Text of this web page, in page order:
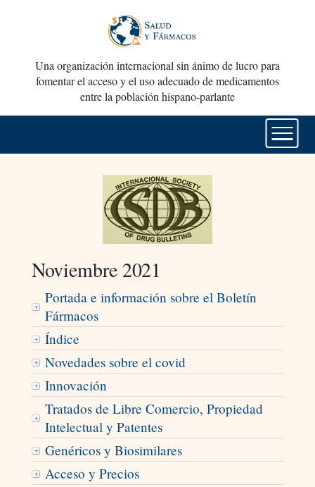
Una organización internacional sin ánimo de lucro para
fomentar el acceso y el uso adecuado de medicamentos
entre la población hispano-parlante
Noviembre 2021
Portada e información sobre el Boletín
Fármacos
Índice
Novedades sobre el covid
Innovación
Tratados de Libre Comercio, Propiedad
Intelectual y Patentes
Genéricos y Biosimilares
Acceso y Precios